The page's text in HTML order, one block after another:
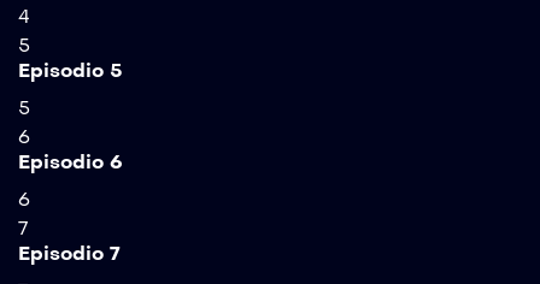
4
5
Episodio 5
5
6
Episodio 6
6
7
Episodio 7